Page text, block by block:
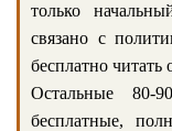
только
связано с
бесплатно читать
Остальные 80-
бесплатные,